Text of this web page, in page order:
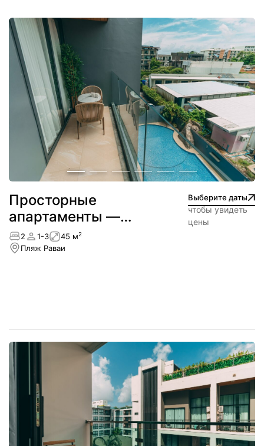
Просторные
апартаменты —
NEW
Выберите даты
чтобы увидеть
цены
2 1-3 45 м2
Пляж Раваи